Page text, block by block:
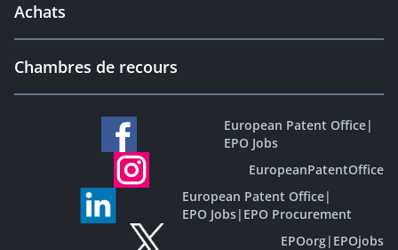
Achats
Chambres de recours
European Patent Office|
EPO Jobs
EuropeanPatentOffice
European Patent Office|
EPO Jobs| EPO Procurement
EPOorg| EPOjobs